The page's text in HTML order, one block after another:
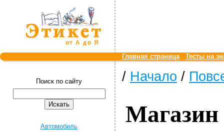
Главная страница Тесты на
Поиск по сайту
Автомобиль
/ Начало /
Магазин